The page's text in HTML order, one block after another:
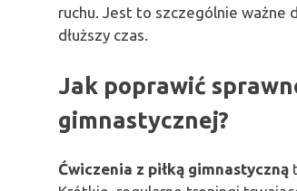
ruchu. Jest to szczególnie ważne
dłuższy czas.
Jak poprawić
gimnastycznej?
Ćwiczenia z piłką gimnastyczną